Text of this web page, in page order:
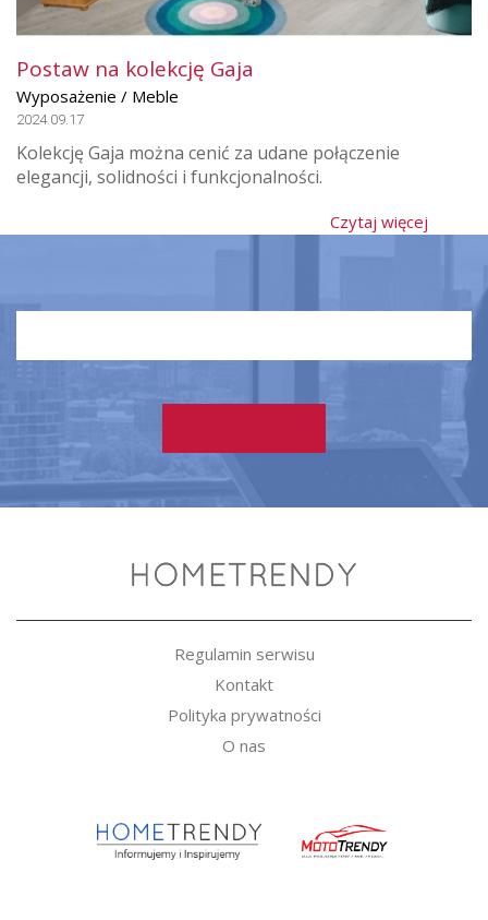
Postaw na kolekcję Gaja
Wyposażenie / Meble
2024.09.17
Kolekcję Gaja można cenić za udane połączenie
elegancji, solidności i funkcjonalności.
Czytaj więcej
Regulamin serwisu
Kontakt
Polityka prywatności
O nas